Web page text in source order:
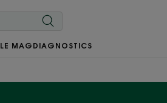
LE MAG DIAGNOSTICS